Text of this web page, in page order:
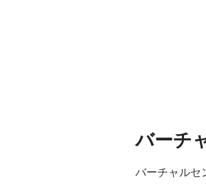
バーチ
バーチャル